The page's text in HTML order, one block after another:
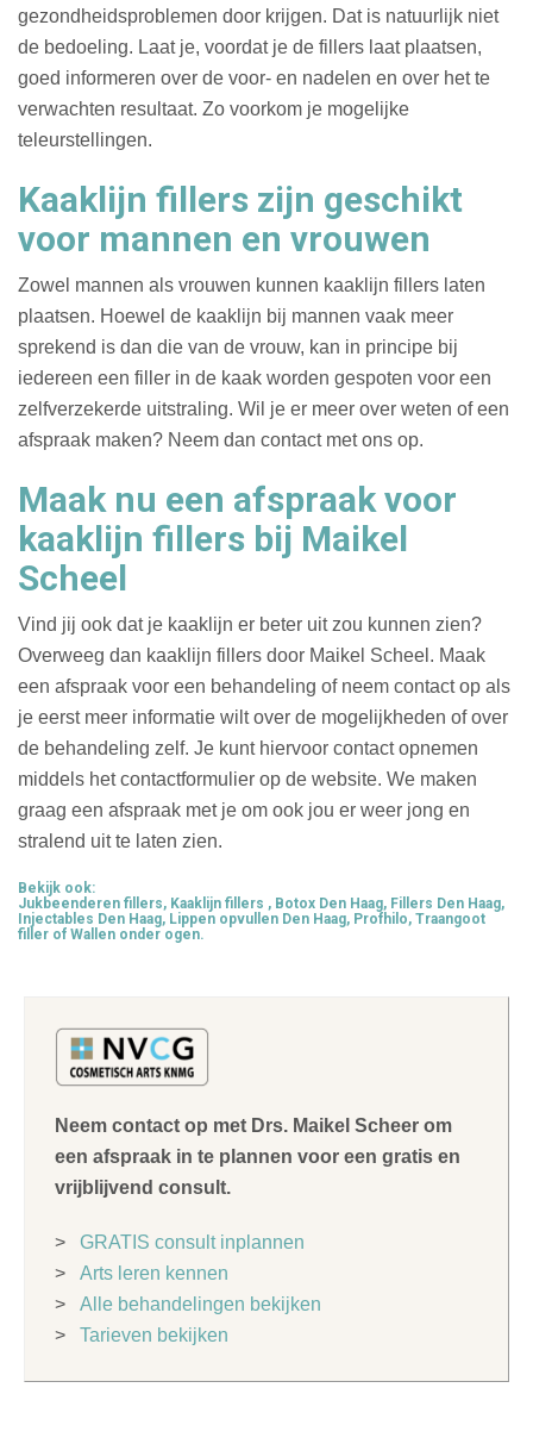
gezondheidsproblemen door krijgen. Dat is natuurlijk niet
de bedoeling. Laat je, voordat je de fillers laat plaatsen,
goed informeren over de voor- en nadelen en over het te
verwachten resultaat. Zo voorkom je mogelijke
teleurstellingen.
Kaaklijn fillers zijn geschikt
voor mannen en vrouwen
Zowel mannen als vrouwen kunnen kaaklijn fillers laten
plaatsen. Hoewel de kaaklijn bij mannen vaak meer
sprekend is dan die van de vrouw, kan in principe bij
iedereen een filler in de kaak worden gespoten voor een
zelfverzekerde uitstraling. Wil je er meer over weten of een
afspraak maken? Neem dan contact met ons op.
Maak nu een afspraak voor
kaaklijn fillers bij Maikel
Scheel
Vind jij ook dat je kaaklijn er beter uit zou kunnen zien?
Overweeg dan kaaklijn fillers door Maikel Scheel. Maak
een afspraak voor een behandeling of neem contact op als
je eerst meer informatie wilt over de mogelijkheden of over
de behandeling zelf. Je kunt hiervoor contact opnemen
middels het contactformulier op de website. We maken
graag een afspraak met je om ook jou er weer jong en
stralend uit te laten zien.
Bekijk ook:
Jukbeenderen fillers, Kaaklijn fillers , Botox Den Haag, Fillers Den Haag,
Injectables Den Haag, Lippen opvullen Den Haag, Profhilo, Traangoot
filler of Wallen onder ogen.
Neem contact op met Drs. Maikel Scheer om
een afspraak in te plannen voor een gratis en
vrijblijvend consult.
> GRATIS consult inplannen
> Arts leren kennen
> Alle behandelingen bekijken
> Tarieven bekijken